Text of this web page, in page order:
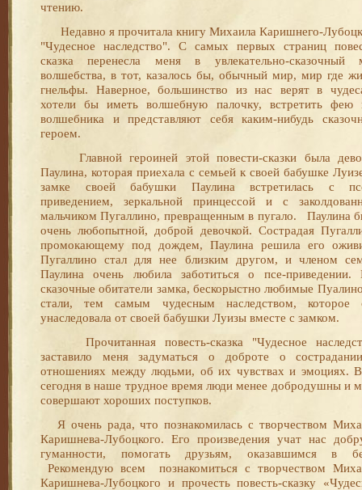
чтению.
Недавно я прочитала книгу Михаила Каришнего-
"Чудесное наследство". С самых первых страниц
сказка перенесла меня в увлекательно-сказочный
волшебства, в тот, казалось бы, обычный мир, мир где
гнельфы. Наверное, большинство из нас верят в
хотели бы иметь волшебную палочку, встретить фею
волшебника и представляют себя каким-нибудь
героем.
Главной героиней этой повести-сказки была
Паулина, которая приехала с семьей к своей бабушке
замке своей бабушки Паулина встретилась с
приведением, зеркальной принцессой и с
мальчиком Пугаллино, превращенным в пугало. Паулина
очень любопытной, доброй девочкой. Сострадая
промокающему под дождем, Паулина решила его
Пугаллино стал для нее близким другом, и членом
Паулина очень любила заботиться о псе-приведении.
сказочные обитатели замка, бескорыстно любимые
стали, тем самым чудесным наследством, которое
унаследовала от своей бабушки Луизы вместе с замком.
Прочитанная повесть-сказка "Чудесное
заставило меня задуматься о доброте о
отношениях между людьми, об их чувствах и эмоциях.
сегодня в наше трудное время люди менее добродушны и
совершают хороших поступков.
Я очень рада, что познакомилась с творчеством
Каришнева-Лубоцкого. Его произведения учат нас
гуманности, помогать друзьям, оказавшимся в
Рекомендую всем познакомиться с творчеством
Каришнева-Лубоцкого и прочесть повесть-сказку